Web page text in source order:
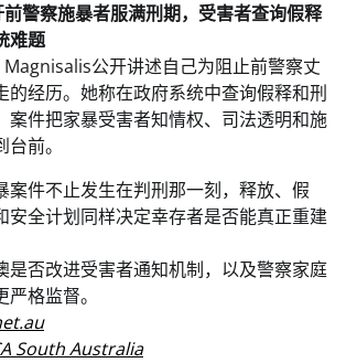
警察施暴者服满刑期，受害者查询假释
难题
公开讲述自己为阻止前警察丈
的经历。她称在政府系统中查询假释和刑
案件把家暴受害者知情权、司法透明和施
前。
案件不止发生在判刑那一刻，释放、假
安全计划同样决定幸存者是否能真正重建
是否改进受害者通知机制，以及警察家庭
格监督。
South Australia